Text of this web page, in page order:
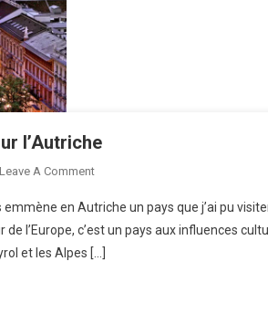
l’Autriche
Leave A CommentOn
Geht’s,
En
Route
emmène en Autriche un pays que j’ai pu
l’Europe, c’est un pays aux influences
et les Alpes […]